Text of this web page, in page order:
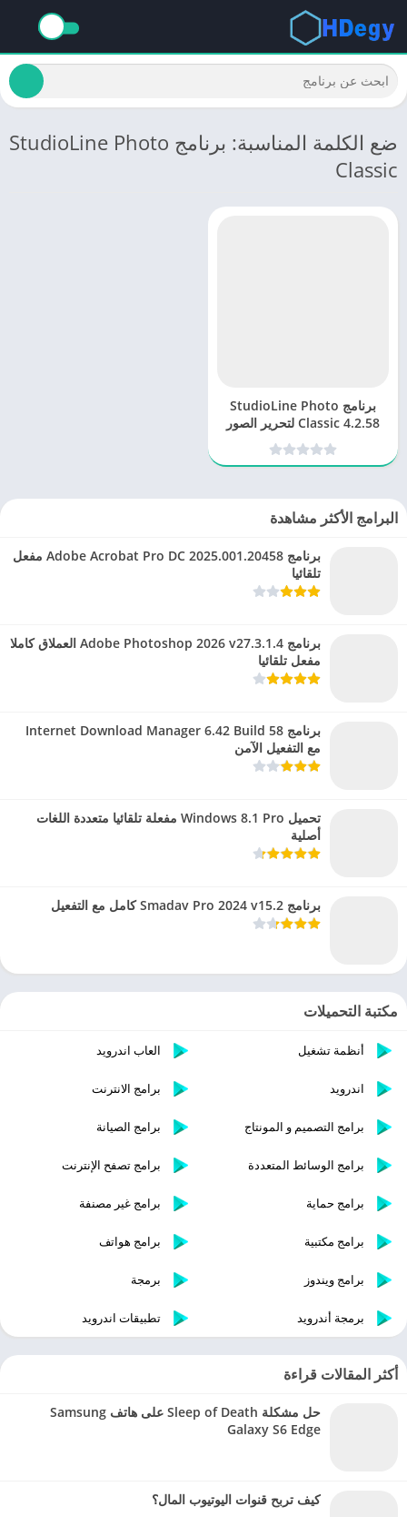
ضع الكلمة المناسبة: برنامج StudioLine Photo
Classic
برنامج StudioLine Photo
Classic 4.2.58 لتحرير الصور
بمميزات رائعة
البرامج الأكثر مشاهدة
برنامج Adobe Acrobat Pro DC 2025.001.20458 مفعل
تلقائيا
برنامج Adobe Photoshop 2026 v27.3.1.4 العملاق كاملا
مفعل تلقائيا
برنامج Internet Download Manager 6.42 Build 58
مع التفعيل الآمن
تحميل Windows 8.1 Pro مفعلة تلقائيا متعددة اللغات
أصلية
برنامج Smadav Pro 2024 v15.2 كامل مع التفعيل
مكتبة التحميلات
أنظمة تشغيل العاب اندرويد
اندرويد برامج الانترنت
برامج التصميم و المونتاج برامج الصيانة
برامج الوسائط المتعددة برامج تصفح الإنترنت
برامج حماية برامج غير مصنفة
برامج مكتبية برامج هواتف
برامج ويندوز برمجة
برمجة أندرويد تطبيقات اندرويد
أكثر المقالات قراءة
حل مشكلة Sleep of Death على هاتف Samsung
Galaxy S6 Edge
كيف تربح قنوات اليوتيوب المال؟